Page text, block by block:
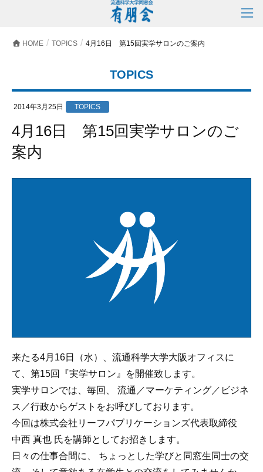
HOME TOPICS 4月16日 第15回実学サロンのご案内
TOPICS
2014年3月25日 TOPICS
4月16日 第15回実学サロンのご
案内
来たる4月16日（水）、流通科学大学大阪オフィスに
て、第15回『実学サロン』を開催致します。
実学サロンでは、毎回、 流通／マーケティング／ビジネ
ス／行政からゲストをお呼びしております。
今回は株式会社リーフパブリケーションズ代表取締役
中西 真也 氏を講師としてお招きします。
日々の仕事合間に、 ちょっとした学びと同窓生同士の交